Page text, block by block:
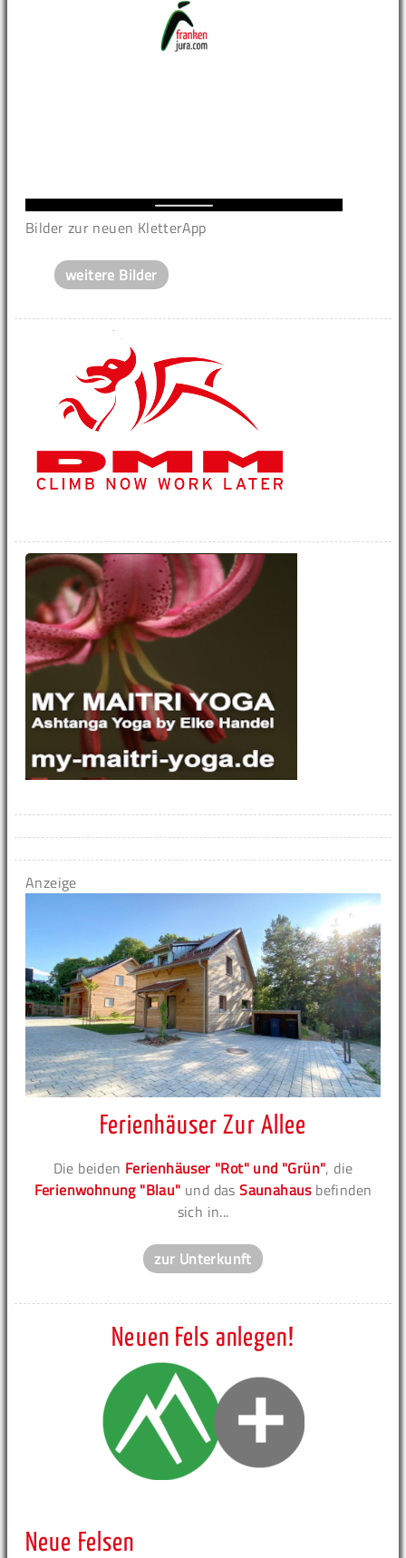
Bilder zur neuen KletterApp
weitere Bilder
Anzeige
Ferienhäuser Zur Allee
Die beiden Ferienhäuser "Rot" und "Grün", die
Ferienwohnung "Blau" und dasSaunahausbefinden
sich in...
zur Unterkunft
Neuen Fels anlegen!
Neue Felsen